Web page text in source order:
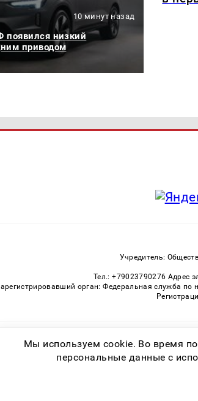
10 минут назад
появился низкий
приводом
Учредитель:
Тел.: +79023790276 Адрес
орган: Федеральная служба
защищены
Мы используем cookie. Во время
персональные данные с